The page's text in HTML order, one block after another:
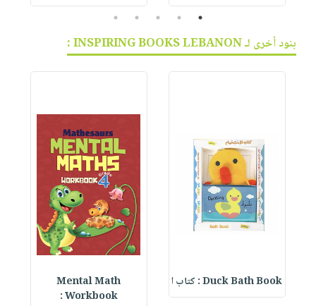
1
2
3
4
5
بنود أخرى لـ INSPIRING BOOKS LEBANON :
Duck Bath Book : كتاب ا
Mental Math
Workbook :